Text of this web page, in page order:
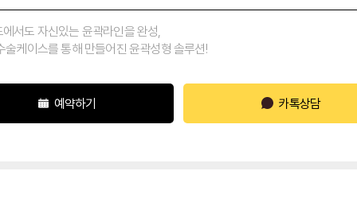
서도 자신있는 윤곽라인을 완성,
술케이스를 통해 만들어진 윤곽성형 솔루션!
예약하기 카톡상담